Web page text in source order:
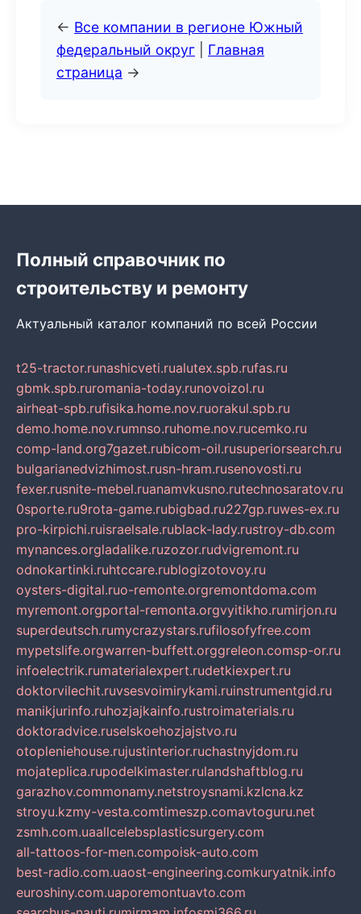
← Все компании в регионе Южный
федеральный округ
Главная
страница →
Полный справочник по
строительству и ремонту
Актуальный каталог компаний по всей России
t25-tractor.runashicveti.rualutex.spb.rufas.ru
gbmk.spb.ruromania-today.runovoizol.ru
airheat-spb.rufisika.home.nov.ruorakul.spb.ru
demo.home.nov.rumnso.ruhome.nov.rucemko.ru
comp-land.org7gazet.rubicom-oil.rusuperiorsearch.ru
bulgarianedvizhimost.rusn-hram.rusenovosti.ru
fexer.rusnite-mebel.ruanamvkusno.rutechnosaratov.ru
0sporte.ru9rota-game.rubigbad.ru227gp.ruwes-ex.ru
pro-kirpichi.ruisraelsale.rublack-lady.rustroy-db.com
mynances.orgladalike.ruzozor.rudvigremont.ru
odnokartinki.ruhtccare.rublogizotovoy.ru
oysters-digital.ruo-remonte.orgremontdoma.com
myremont.orgportal-remonta.orgvyitikho.rumirjon.ru
superdeutsch.rumycrazystars.rufilosofyfree.com
mypetslife.orgwarren-buffett.orggreleon.comsp-or.ru
infoelectrik.rumaterialexpert.rudetkiexpert.ru
doktorvilechit.ruvsesvoimirykami.ruinstrumentgid.ru
manikjurinfo.ruhozjajkainfo.rustroimaterials.ru
doktoradvice.ruselskoehozjajstvo.ru
otopleniehouse.rujustinterior.ruchastnyjdom.ru
mojateplica.rupodelkimaster.rulandshaftblog.ru
garazhov.commonamy.netstroysnami.kzlcna.kz
stroyu.kzmy-vesta.comtimeszp.comavtoguru.net
zsmh.com.uaallcelebsplasticsurgery.com
all-tattoos-for-men.compoisk-auto.com
best-radio.com.uaost-engineering.comkuryatnik.info
euroshiny.com.uaporemontuavto.com